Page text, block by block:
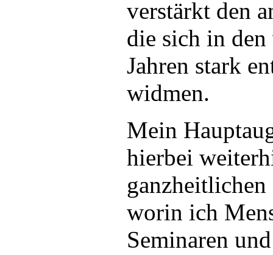
verstärkt den
die sich in den
Jahren stark
widmen.
Mein
hierbei
worin ich
Seminaren